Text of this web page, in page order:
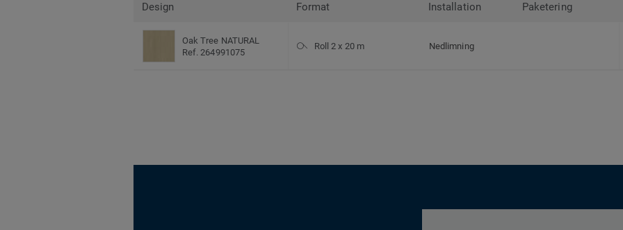
Design Format Installation Paketering
Oak Tree NATURAL
Ref. 264991075
Roll 2 x 20 m Nedlimning